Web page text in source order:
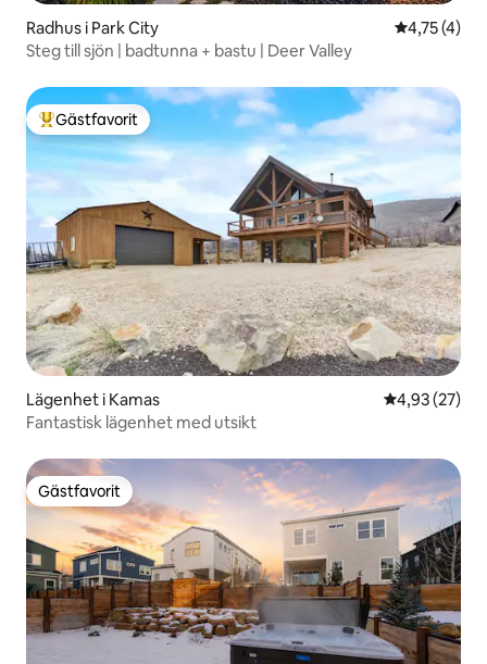
Radhus i Park City 4,75 av 5 i
4,75 (4)
Steg till sjön | badtunna + bastu | Deer Valley
Populär gästfavorit
Gästfavorit
Lägenhet i Kamas 4,93 av 5 i
4,93 (27)
Fantastisk lägenhet med utsikt
Gästfavorit
Gästfavorit